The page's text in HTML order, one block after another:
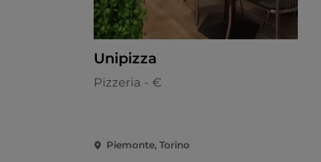
Unipizza
Pizzeria - €
Piemonte, Torino